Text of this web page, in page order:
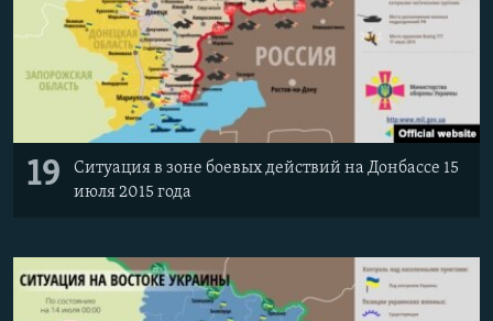
19
Ситуация в зоне боевых действий на Донбассе 15
июля 2015 года